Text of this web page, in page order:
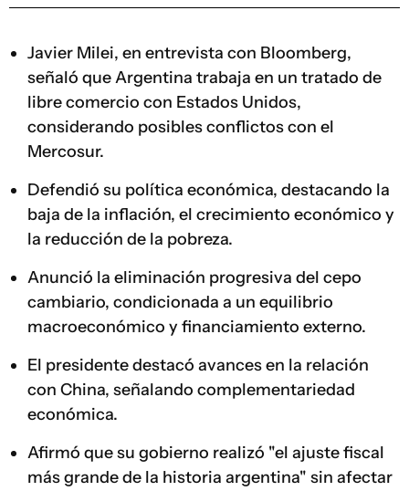
Javier Milei, en entrevista con Bloomberg,
señaló que Argentina trabaja en un tratado de
libre comercio con Estados Unidos,
considerando posibles conflictos con el
Mercosur.
Defendió su política económica, destacando la
baja de la inflación, el crecimiento económico y
la reducción de la pobreza.
Anunció la eliminación progresiva del cepo
cambiario, condicionada a un equilibrio
macroeconómico y financiamiento externo.
El presidente destacó avances en la relación
con China, señalando complementariedad
económica.
Afirmó que su gobierno realizó "el ajuste fiscal
más grande de la historia argentina" sin afectar